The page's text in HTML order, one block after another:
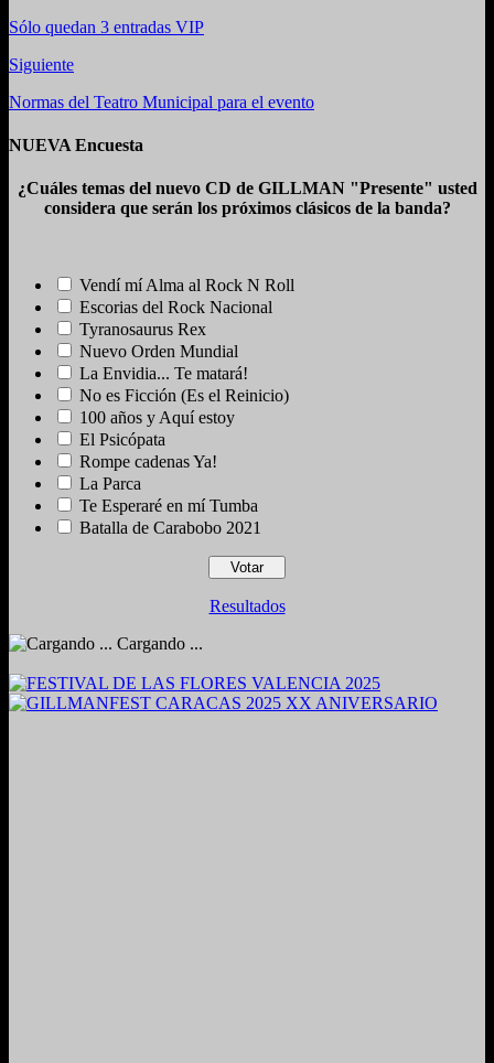
Sólo quedan 3 entradas VIP
Siguiente
Normas del Teatro Municipal para el evento
NUEVA Encuesta
¿Cuáles temas del nuevo CD de GILLMAN "Presente" usted
considera que serán los próximos clásicos de la banda?
Vendí mí Alma al Rock N Roll
Escorias del Rock Nacional
Tyranosaurus Rex
Nuevo Orden Mundial
La Envidia... Te matará!
No es Ficción (Es el Reinicio)
100 años y Aquí estoy
El Psicópata
Rompe cadenas Ya!
La Parca
Te Esperaré en mí Tumba
Batalla de Carabobo 2021
Resultados
Cargando ...